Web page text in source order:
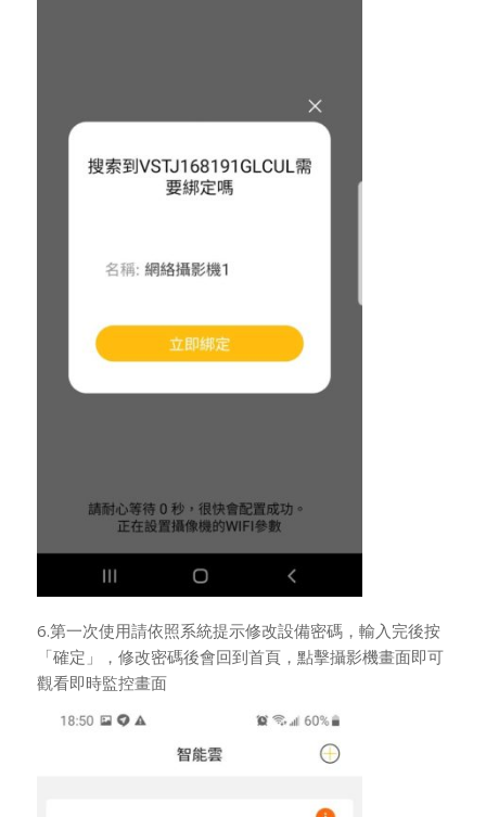
6.第一次使用請依照系統提示修改設備密碼，輸入完後按
「確定」，修改密碼後會回到首頁，點擊攝影機畫面即可
觀看即時監控畫面